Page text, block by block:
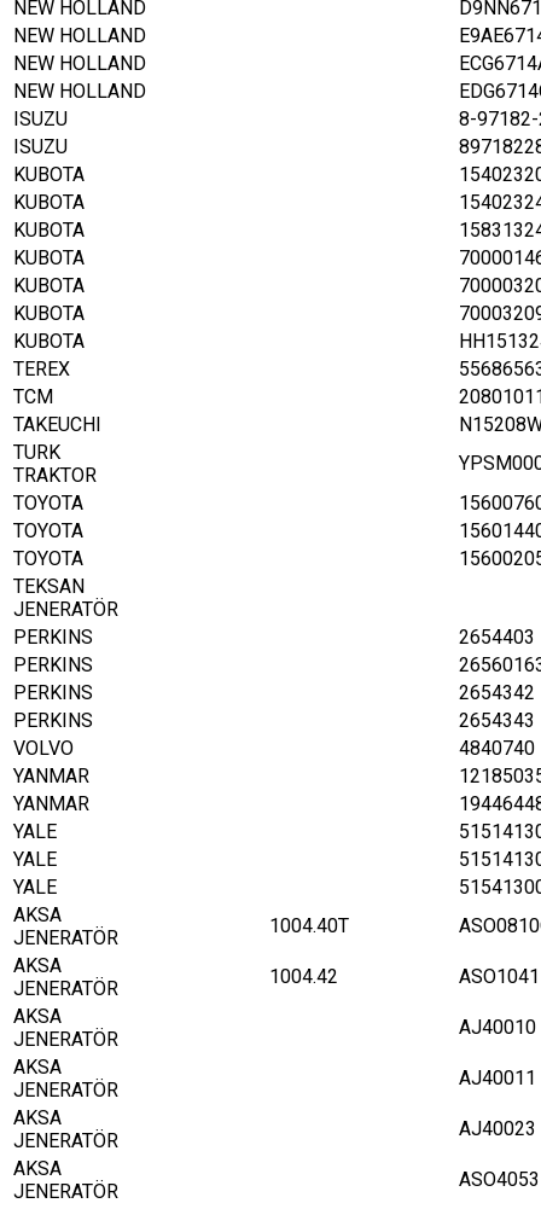
NEW HOLLAND
NEW HOLLAND
NEW HOLLAND
NEW HOLLAND
ISUZU
8-
ISUZU
KUBOTA
KUBOTA
KUBOTA
KUBOTA
KUBOTA
KUBOTA
KUBOTA
TEREX
TCM
TAKEUCHI
TURK
TRAKTOR
TOYOTA
TOYOTA
TOYOTA
TEKSAN
JENERATÖR
PERKINS
2654403
PERKINS
PERKINS
2654342
PERKINS
2654343
VOLVO
4840740
YANMAR
YANMAR
YALE
YALE
YALE
AKSA
JENERATÖR
1004.40T
AKSA
JENERATÖR
1004.42
ASO1041
AKSA
JENERATÖR
AJ40010
AKSA
JENERATÖR
AJ40011
AKSA
JENERATÖR
AJ40023
AKSA
JENERATÖR
ASO4053